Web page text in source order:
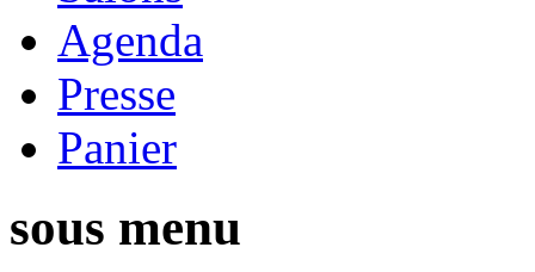
Agenda
Presse
Panier
sous menu